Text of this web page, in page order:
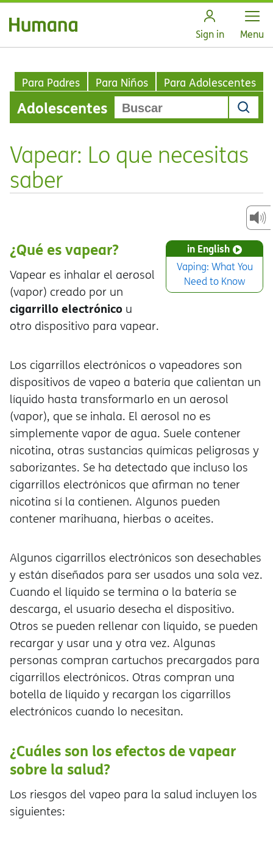
Sign in Open
Menu
Para Padres Para Niños Para Adolescentes
Adolescentes
Vapear: Lo que necesitas
saber
in English
Vaping: What You
Need to Know
¿Qué es vapear?
Vapear es inhalar el aerosol
(vapor) creado por un
cigarrillo electrónico u
otro dispositivo para vapear.
Los cigarrillos electrónicos o vapeadores son
dispositivos de vapeo a batería que calientan un
líquido hasta transformarlo en un aerosol
(vapor), que se inhala. El aerosol no es
simplemente vapor de agua. Suele contener
nicotina, otras sustancias químicas peligrosas y
saborizantes. Se ha detectado que incluso los
cigarrillos electrónicos que afirman no tener
nicotina sí la contienen. Algunos pueden
contener marihuana, hierbas o aceites.
Algunos cigarrillos electrónicos son desechables
y están diseñados para ser usados una sola vez.
Cuando el líquido se termina o la batería se
descarga, el usuario desecha el dispositivo.
Otros se pueden rellenar con líquido, se pueden
recargar y usar una y otra vez. Algunas
personas compran cartuchos precargados para
cigarrillos electrónicos. Otras compran una
botella de líquido y recargan los cigarrillos
electrónicos cuando lo necesitan.
¿Cuáles son los efectos de vapear
sobre la salud?
Los riesgos del vapeo para la salud incluyen los
siguientes: